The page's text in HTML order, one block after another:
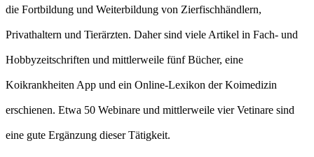
die Fortbildung und Weiterbildung von Zierfischhändlern,
Privathaltern und Tierärzten. Daher sind viele Artikel in Fach- und
Hobbyzeitschriften und mittlerweile fünf Bücher, eine
Koikrankheiten App und ein Online-Lexikon der Koimedizin
erschienen. Etwa 50 Webinare und mittlerweile vier Vetinare sind
eine gute Ergänzung dieser Tätigkeit.